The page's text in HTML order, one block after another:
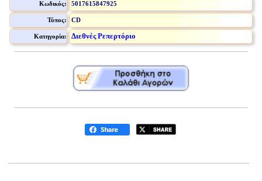
Κωδικός: 5017615847925
Τύπος: CD
Κατηγορία: Διεθνές Ρεπερτόριο